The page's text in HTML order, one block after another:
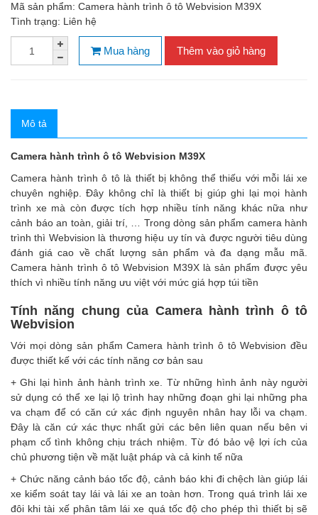
Mã sản phẩm: Camera hành trình ô tô Webvision M39X
Tình trạng: Liên hệ
Mua hàng Thêm vào giỏ hàng
Mô tả
Camera hành trình ô tô Webvision M39X
Camera hành trình ô tô là thiết bị không thể thiếu với mỗi lái xe
chuyên nghiệp. Đây không chỉ là thiết bị giúp ghi lại mọi hành
trình xe mà còn được tích hợp nhiều tính năng khác nữa như
cảnh báo an toàn, giải trí, … Trong dòng sản phẩm camera hành
trình thì Webvision là thương hiệu uy tín và được người tiêu dùng
đánh giá cao về chất lượng sản phẩm và đa dạng mẫu mã.
Camera hành trình ô tô Webvision M39X là sản phẩm được yêu
thích vì nhiều tính năng ưu việt với mức giá hợp túi tiền
Tính năng chung của Camera hành trình ô tô
Webvision
Với mọi dòng sản phẩm Camera hành trình ô tô Webvision đều
được thiết kế với các tính năng cơ bản sau
+ Ghi lại hình ảnh hành trình xe. Từ những hình ảnh này người
sử dụng có thể xe lại lộ trình hay những đoạn ghi lại những pha
va chạm để có căn cứ xác định nguyên nhân hay lỗi va chạm.
Đây là căn cứ xác thực nhất gửi các bên liên quan nếu bên vi
phạm cố tình không chịu trách nhiệm. Từ đó bảo vệ lợi ích của
chủ phương tiện về mặt luật pháp và cả kinh tế nữa
+ Chức năng cảnh báo tốc độ, cảnh báo khi đi chệch làn giúp lái
xe kiểm soát tay lái và lái xe an toàn hơn. Trong quá trình lái xe
đôi khi tài xế phân tâm lái xe quá tốc độ cho phép thì thiết bị sẽ